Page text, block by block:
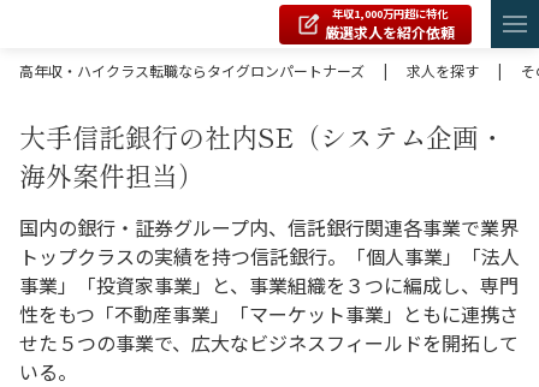
年収1,000万円超に特化
厳選求人を紹介依頼
高年収・ハイクラス転職ならタイグロンパートナーズ
| 求人を探す |
大手信託銀行の社内SE（システム企画・
海外案件担当）
国内の銀行・証券グループ内、信託銀行関連各事業で業界
トップクラスの実績を持つ信託銀行。「個人事業」「法人
事業」「投資家事業」と、事業組織を３つに編成し、専門
性をもつ「不動産事業」「マーケット事業」ともに連携さ
せた５つの事業で、広大なビジネスフィールドを開拓して
いる。